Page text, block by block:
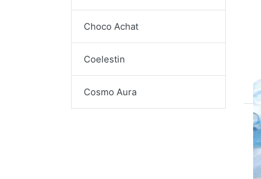
Choco Achat
Coelestin
Cosmo Aura